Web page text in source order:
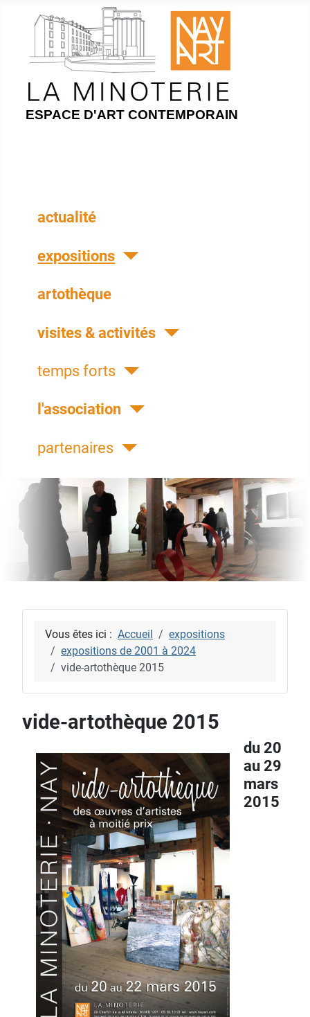
ESPACE D'ART CONTEMPORAIN
actualité
expositions
artothèque
visites & activités
temps forts
l'association
partenaires
Vous êtes ici : Accueil
expositions
expositions de 2001 à 2024
vide-artothèque 2015
vide-artothèque 2015
du 20
au 29
mars
2015